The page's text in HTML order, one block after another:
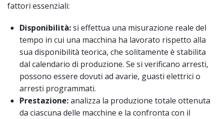
fattori essenziali:
Disponibilità:si effettua una misurazione reale del
tempo in cui una macchina ha lavorato rispetto alla
sua disponibilità teorica, che solitamente è stabilita
dal calendario di produzione. Se si verificano arresti,
possono essere dovuti ad avarie, guasti elettrici o
arresti programmati.
Prestazione:analizza la produzione totale ottenuta
da ciascuna delle macchine e la confronta con il